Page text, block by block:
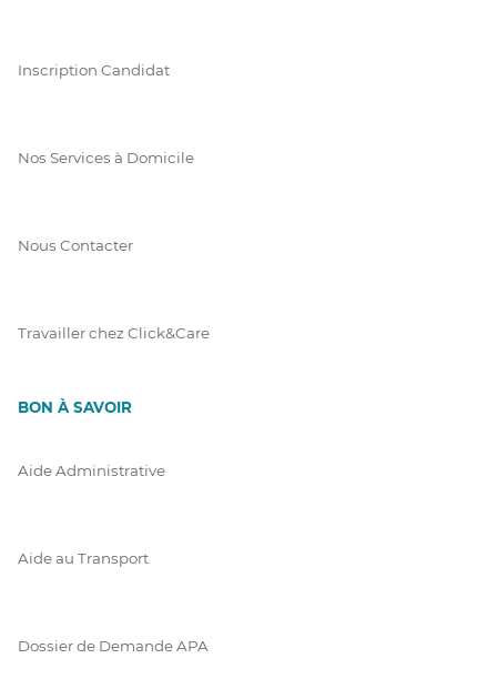
Inscription Candidat
Nos Services à Domicile
Nous Contacter
Travailler chez Click&Care
BON À SAVOIR
Aide Administrative
Aide au Transport
Dossier de Demande APA